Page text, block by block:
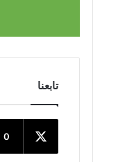
تابعنا
0